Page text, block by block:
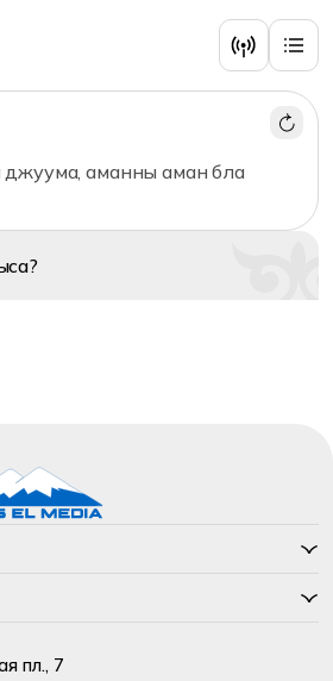
аманны аман бла
пл., 7